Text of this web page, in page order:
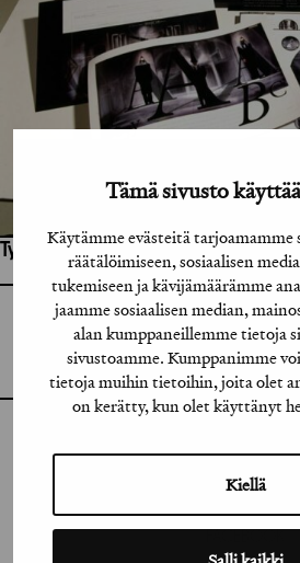
Tämä sivusto
Käytämme evästeitä tarjoamamme
räätälöimiseen, sosiaalisen
tukemiseen ja kävijämäärämme
jaamme sosiaalisen median,
alan kumppaneillemme tietoja
sivustoamme. Kumppanimme
tietoja muihin tietoihin, joita olet
on kerätty, kun olet käyttänyt
Kiellä
Työhön osallistuneet henkilöt / tahot:
LINKEDIN